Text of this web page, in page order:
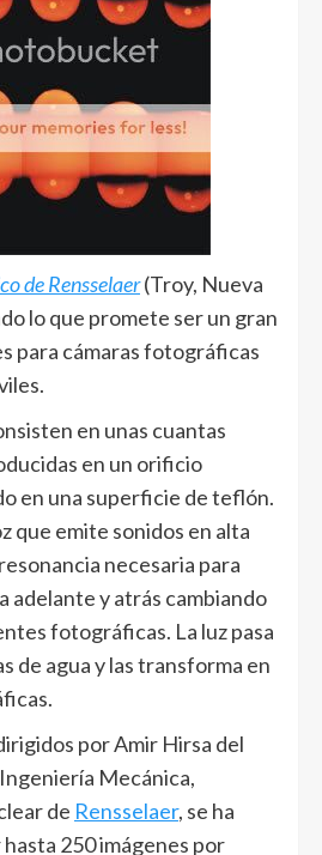
de Rensselaer(Troy, Nueva
lo que promete ser un gran
para cámaras fotográficas
en unas cuantas
en un orificio
en una superficie de teflón.
que emite sonidos en alta
necesaria para
adelante y atrás cambiando
fotográficas. La luz pasa
de agua y las transforma en
por Amir Hirsa del
Mecánica,
de Rensselaer, se ha
250 imágenes por